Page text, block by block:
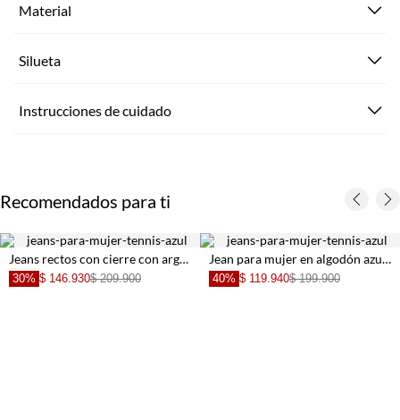
Material
Silueta
Instrucciones de cuidado
Recomendados para ti
Jeans rectos con cierre con argolla en denim para mujer
30% $ 146.930$ 209.900
Jean para mujer en algodón azul silueta horseshoe con pretina
40% $ 119.940$ 199.900